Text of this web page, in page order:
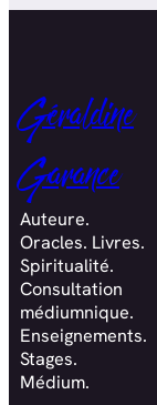
Géraldine
Garance
Auteure.
Oracles. Livres.
Spiritualité.
Consultation
médiumnique.
Enseignements.
Stages.
Médium.